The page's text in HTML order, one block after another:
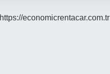
https://economicrentacar.com.tr